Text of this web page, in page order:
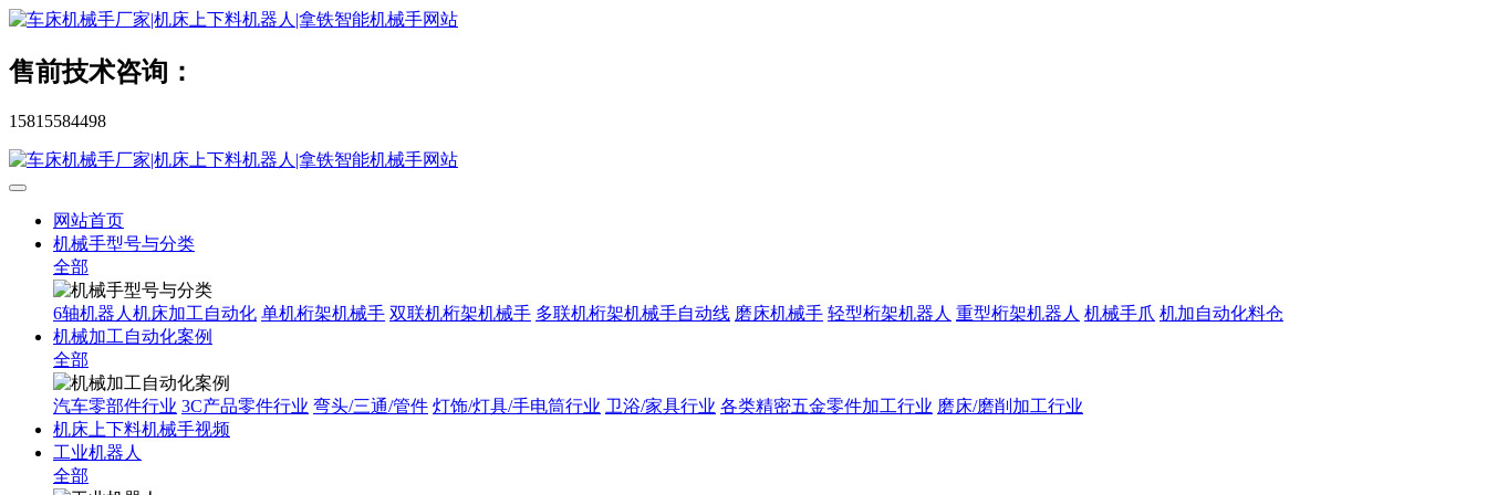
售前技术咨询：
15815584498
网站首页
机械手型号与分类
全部
6轴机器人机床加工自动化 单机桁架机械手 双联机桁架机械手 多联机桁架机械手自动线 磨床机械手 轻型桁架机器人 重型桁架机器人 机械手爪 机加自动化料仓
机械加工自动化案例
全部
汽车零部件行业 3C产品零件行业 弯头/三通/管件 灯饰/灯具/手电筒行业 卫浴/家具行业 各类精密五金零件加工行业 磨床/磨削加工行业
机床上下料机械手视频
工业机器人
全部